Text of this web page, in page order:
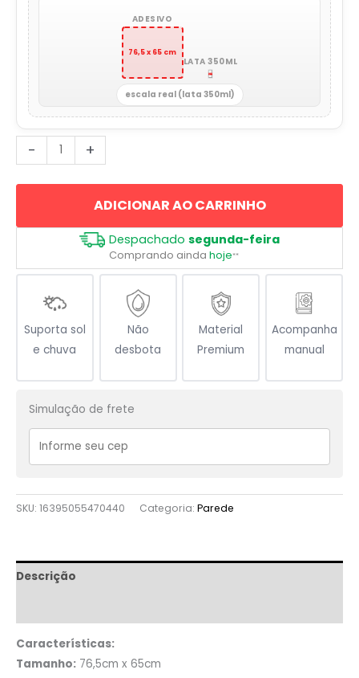
ADESIVO
76,5 x 65 cm
LATA 350ML
escala real (lata 350ml)
-
Viajem
Paris
York
Rio
+
ADICIONAR AO CARRINHO
Despachado segunda-feira
Comprando ainda hoje**
Suporta sol
e chuva
Não
desbota
Material
Premium
Acompanha
manual
Simulação de frete
SKU: 16395055470440 Categoria: Parede
Descrição
Características:
Tamanho: 76,5cm x 65cm